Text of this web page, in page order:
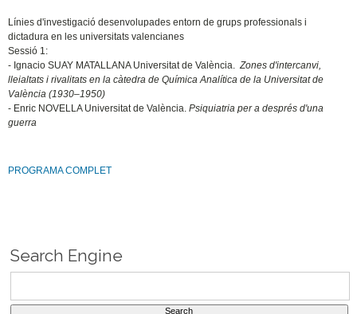
Línies d'investigació desenvolupades entorn de grups professionals i
dictadura en les universitats valencianes
Sessió 1:
- Ignacio SUAY MATALLANA Universitat de València. Zones d'intercanvi,
lleialtats i rivalitats en la càtedra de Química Analítica de la Universitat de
València (1930–1950)
- Enric NOVELLA Universitat de València.Psiquiatria per a després d'una
guerra
PROGRAMA COMPLET
Search Engine